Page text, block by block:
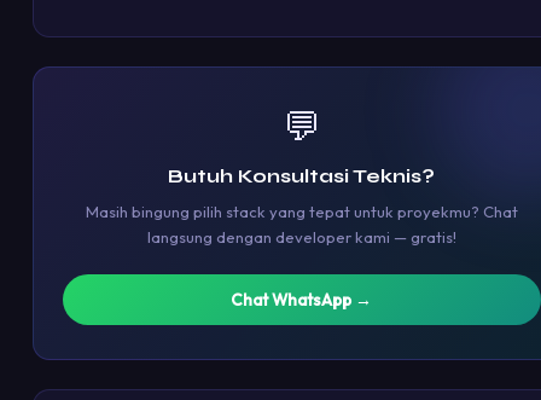
💬
Butuh Konsultasi Teknis?
Masih bingung pilih stack yang tepat untuk proyekmu? Chat
langsung dengan developer kami — gratis!
Chat WhatsApp →